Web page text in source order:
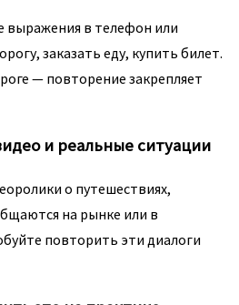
в телефон или
заказать еду, купить билет.
— повторение закрепляет
и реальные ситуации
о путешествиях,
на рынке или в
повторить эти диалоги